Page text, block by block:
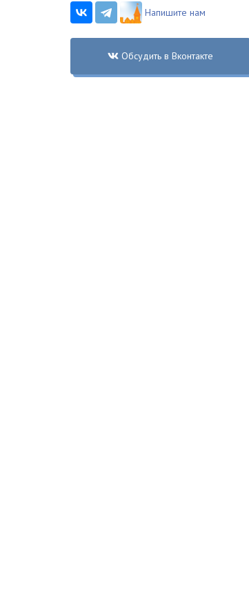
Напишите нам
Обсудить в Вконтакте